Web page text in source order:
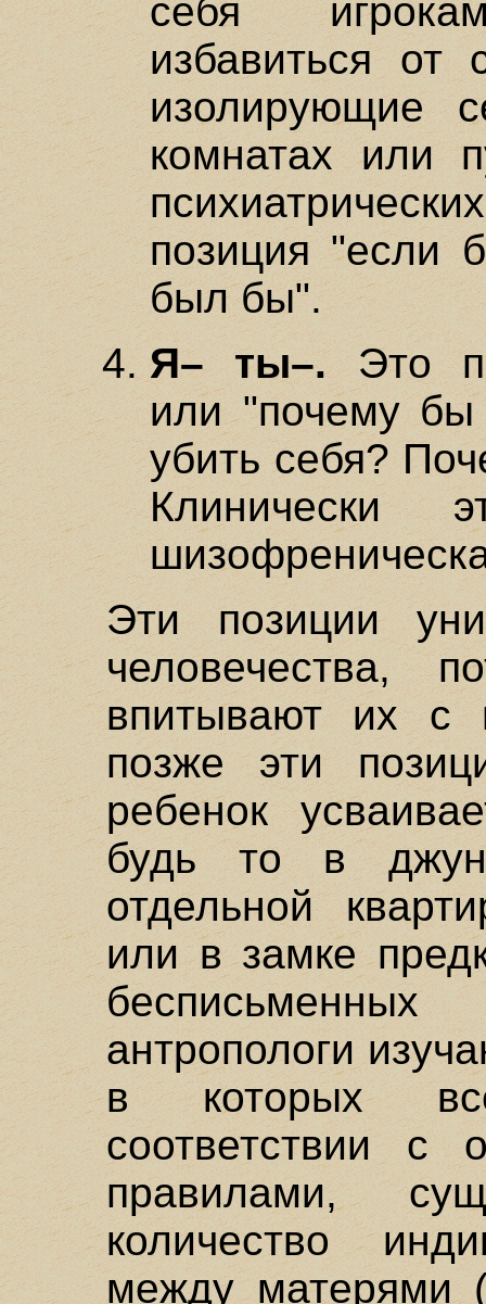
себя
избавиться от
изолирующие
комнатах или
позиция "если
был бы".
Я– ты–.Это
или "почему
убить себя?
Клинически
Эти позиции
человечества,
впитывают их с
позже эти
ребенок
будь то в
отдельной
или в замке
антропологи
в которых
соответствии с
правилами,
количество
между матерями